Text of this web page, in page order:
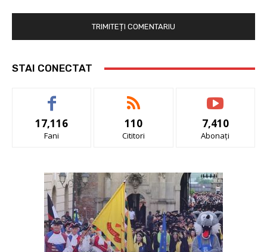
STAI CONECTAT
17,116
Fani
110
Cititori
7,410
Abonați